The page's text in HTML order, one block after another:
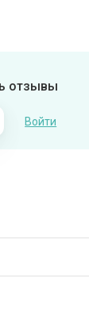
отзывы
Войти